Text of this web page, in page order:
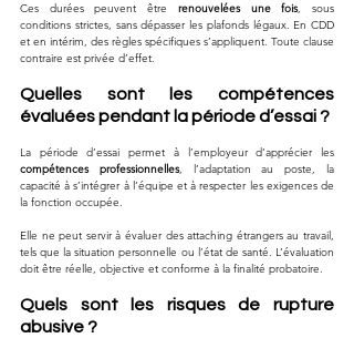
Ces durées peuvent être renouvelées une fois, sous
conditions strictes, sans dépasser les plafonds légaux. En CDD
et en intérim, des règles spécifiques s’appliquent. Toute clause
contraire est privée d’effet.
Quelles sont les compétences
évaluées pendant la période d’essai ?
compétences professionnelles, l’adaptation au poste, la
capacité à s’intégrer à l’équipe et à respecter les exigences de
la fonction occupée.
Elle ne peut servir à évaluer des attaching étrangers au travail,
tels que la situation personnelle ou l’état de santé. L’évaluation
doit être réelle, objective et conforme à la finalité probatoire.
Quels sont les risques de rupture
abusive ?